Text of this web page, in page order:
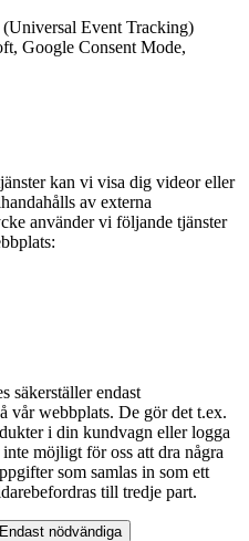
Event Tracking)
Google Consent Mode,
kan vi visa dig videor eller
av externa
använder vi följande tjänster
säkerställer endast
vår webbplats. De gör det t.ex.
i din kundvagn eller logga
möjligt för oss att dra några
som samlas in som ett
till tredje part.
Endast nödvändiga